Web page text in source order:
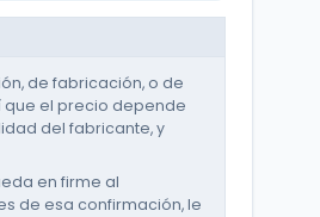
de fabricación, o de
el precio depende
del fabricante, y
en firme al
de esa confirmación, le